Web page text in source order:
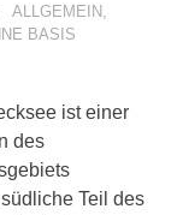
PETER
ALLGEMEIN,
BASIS
ist einer
des
Teil des